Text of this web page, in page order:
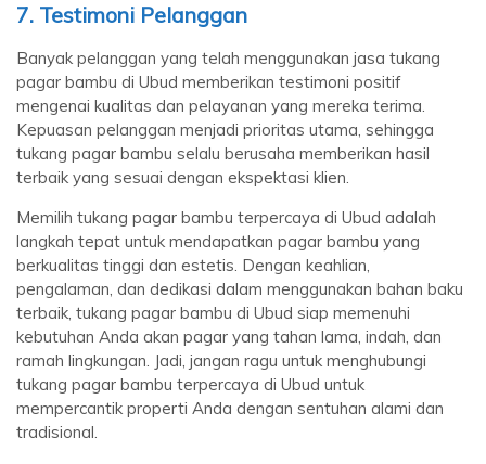
7. Testimoni Pelanggan
Banyak pelanggan yang telah menggunakan jasa tukang
pagar bambu di Ubud memberikan testimoni positif
mengenai kualitas dan pelayanan yang mereka terima.
Kepuasan pelanggan menjadi prioritas utama, sehingga
tukang pagar bambu selalu berusaha memberikan hasil
terbaik yang sesuai dengan ekspektasi klien.
Memilih tukang pagar bambu terpercaya di Ubud adalah
langkah tepat untuk mendapatkan pagar bambu yang
berkualitas tinggi dan estetis. Dengan keahlian,
pengalaman, dan dedikasi dalam menggunakan bahan baku
terbaik, tukang pagar bambu di Ubud siap memenuhi
kebutuhan Anda akan pagar yang tahan lama, indah, dan
ramah lingkungan. Jadi, jangan ragu untuk menghubungi
tukang pagar bambu terpercaya di Ubud untuk
mempercantik properti Anda dengan sentuhan alami dan
tradisional.